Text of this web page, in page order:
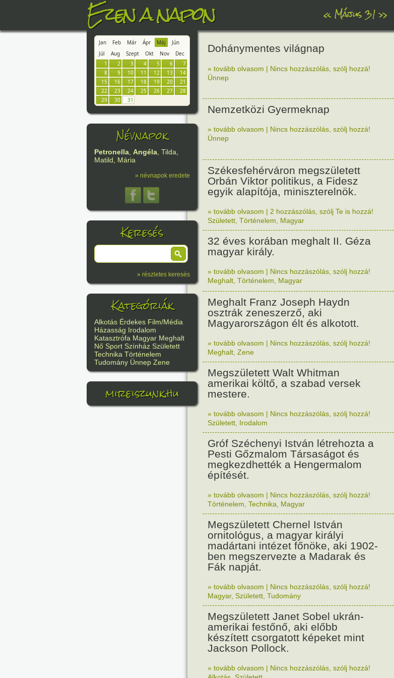
Ezen a napon « Május 31»
Jan Feb Már Ápr Máj
Jún
Júl
Aug Szept Okt Nov
Dec
1
2 3 4 5 6
7
8
9 10 11 12 13
14
15
16 17 18 19 20
21
22
23 24 25 26 27
28
29
30 31
Névnapok
Petronella, Angéla, Tilda,
Matild, Mária
» névnapok eredete
Keresés
» részletes keresés
Kategóriák
Alkotás Érdekes Film/Média
Házasság Irodalom
Katasztrófa Magyar Meghalt
Nő Sport Színház Született
Technika Történelem
Tudomány Ünnep Zene
mireiszunk.hu
Dohánymentes világnap
» tovább olvasom | Nincs hozzászólás, szólj hozzá!
Ünnep
Nemzetközi Gyermeknap
» tovább olvasom | Nincs hozzászólás, szólj hozzá!
Ünnep
Székesfehérváron megszületett
Orbán Viktor politikus, a Fidesz
egyik alapítója, miniszterelnök.
» tovább olvasom | 2 hozzászólás, szólj Te is hozzá!
Született Történelem Magyar
32 éves korában meghalt II. Géza
magyar király.
» tovább olvasom | Nincs hozzászólás, szólj hozzá!
Meghalt Történelem Magyar
Meghalt Franz Joseph Haydn
osztrák zeneszerző, aki
Magyarországon élt és alkotott.
» tovább olvasom | Nincs hozzászólás, szólj hozzá!
Meghalt Zene
Megszületett Walt Whitman
amerikai költő, a szabad versek
mestere.
» tovább olvasom | Nincs hozzászólás, szólj hozzá!
Született Irodalom
Gróf Széchenyi István létrehozta a
Pesti Gőzmalom Társaságot és
megkezdhették a Hengermalom
építését.
» tovább olvasom | Nincs hozzászólás, szólj hozzá!
Történelem Technika Magyar
Megszületett Chernel István
ornitológus, a magyar királyi
madártani intézet főnöke, aki 1902-
ben megszervezte a Madarak és
Fák napját.
» tovább olvasom | Nincs hozzászólás, szólj hozzá!
Magyar, Született Tudomány
Megszületett Janet Sobel ukrán-
amerikai festőnő, aki előbb
készített csorgatott képeket mint
Jackson Pollock.
» tovább olvasom | Nincs hozzászólás, szólj hozzá!